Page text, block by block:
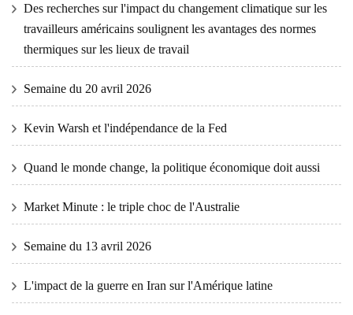
Des recherches sur l'impact du changement climatique sur les
travailleurs américains soulignent les avantages des normes
thermiques sur les lieux de travail
Semaine du 20 avril 2026
Kevin Warsh et l'indépendance de la Fed
Quand le monde change, la politique économique doit aussi
Market Minute : le triple choc de l'Australie
Semaine du 13 avril 2026
L'impact de la guerre en Iran sur l'Amérique latine